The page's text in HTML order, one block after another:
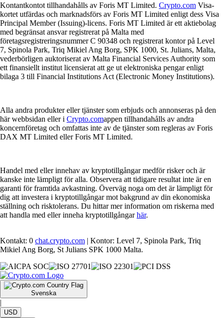
Kontantkontot tillhandahålls av Foris MT Limited. Crypto.com Visa-
kortet utfärdas och marknadsförs av Foris MT Limited enligt dess Visa
Principal Member (Issuing)-licens. Foris MT Limited är ett aktiebolag
med begränsat ansvar registrerat på Malta med
företagsregistreringsnummer C 90348 och registrerat kontor på Level
7, Spinola Park, Triq Mikiel Ang Borg, SPK 1000, St. Julians, Malta,
vederbörligen auktoriserat av Malta Financial Services Authority som
ett finansiellt institut licensierat att ge ut elektroniska pengar enligt
bilaga 3 till Financial Institutions Act (Electronic Money Institutions).
Alla andra produkter eller tjänster som erbjuds och annonseras på den
här webbsidan eller i Crypto.comappen tillhandahålls av andra
koncernföretag och omfattas inte av de tjänster som regleras av Foris
DAX MT Limited eller Foris MT Limited.
Handel med eller innehav av kryptotillgångar medför risker och är
kanske inte lämpligt för alla. Observera att tidigare resultat inte är en
garanti för framtida avkastning. Överväg noga om det är lämpligt för
dig att investera i kryptotillgångar mot bakgrund av din ekonomiska
ställning och risktolerans. Du hittar mer information om riskerna med
att handla med eller inneha kryptotillgångarhär.
Kontakt: 0 chat.crypto.com | Kontor: Level 7, Spinola Park, Triq
Mikiel Ang Borg, St Julians SPK 1000 Malta.
Svenska
|
USD